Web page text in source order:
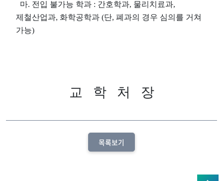
마. 전입 불가능 학과 : 간호학과, 물리치료과,
제철산업과, 화학공학과 (단, 폐과의 경우 심의를 거쳐
가능)
교 학 처 장
목록보기